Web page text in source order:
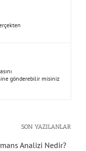
gönderebilir misiniz
SON YAZILANLAR
Analizi Nedir?